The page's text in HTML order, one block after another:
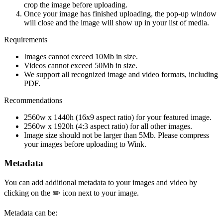
crop the image before uploading.
Once your image has finished uploading, the pop-up window
will close and the image will show up in your list of media.
Requirements
Images cannot exceed 10Mb in size.
Videos cannot exceed 50Mb in size.
We support all recognized image and video formats, including
PDF.
Recommendations
2560w x 1440h (16x9 aspect ratio) for your featured image.
2560w x 1920h (4:3 aspect ratio) for all other images.
Image size should not be larger than 5Mb. Please compress
your images before uploading to Wink.
Metadata
You can add additional metadata to your images and video by
clicking on the ✏️ icon next to your image.
Metadata can be: